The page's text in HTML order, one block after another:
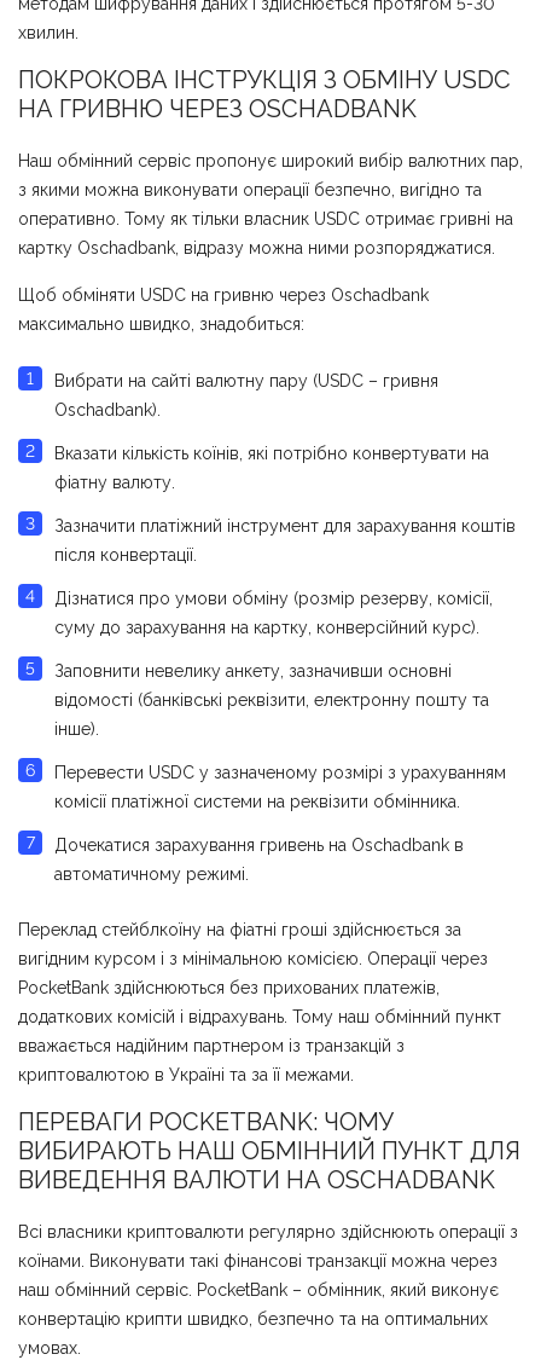
хвилин.
ПОКРОКОВА ІНСТРУКЦІЯ З ОБМІНУ USDC
НА ГРИВНЮ ЧЕРЕЗ ОSCHADBANK
Наш обмінний сервіс пропонує широкий вибір валютних пар,
з якими можна виконувати операції безпечно, вигідно та
оперативно. Тому як тільки власник USDC отримає гривні на
картку Оschadbank, відразу можна ними розпоряджатися.
Щоб обміняти USDC на гривню через Оschadbank
максимально швидко, знадобиться:
Вибрати на сайті валютну пару (USDC – гривня
Оschadbank).
Вказати кількість коїнів, які потрібно конвертувати на
фіатну валюту.
Зазначити платіжний інструмент для зарахування коштів
після конвертації.
Дізнатися про умови обміну (розмір резерву, комісії,
суму до зарахування на картку, конверсійний курс).
Заповнити невелику анкету, зазначивши основні
відомості (банківські реквізити, електронну пошту та
інше).
Перевести USDC у зазначеному розмірі з урахуванням
комісії платіжної системи на реквізити обмінника.
Дочекатися зарахування гривень на Оschadbank в
автоматичному режимі.
Переклад стейблкоїну на фіатні гроші здійснюється за
вигідним курсом і з мінімальною комісією. Операції через
PocketBank здійснюються без прихованих платежів,
додаткових комісій і відрахувань. Тому наш обмінний пункт
вважається надійним партнером із транзакцій з
криптовалютою в Україні та за її межами.
ПЕРЕВАГИ POCKETBANK: ЧОМУ
ВИБИРАЮТЬ НАШ ОБМІННИЙ ПУНКТ ДЛЯ
ВИВЕДЕННЯ ВАЛЮТИ НА ОSCHADBANK
Всі власники криптовалюти регулярно здійснюють операції з
коїнами. Виконувати такі фінансові транзакції можна через
наш обмінний сервіс. PocketBank – обмінник, який виконує
конвертацію крипти швидко, безпечно та на оптимальних
умовах.